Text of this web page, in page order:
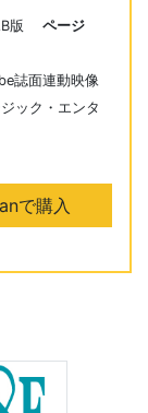
版ページ
誌面連動映像
ック・エンタ
で購入